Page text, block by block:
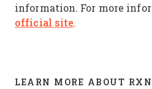
information. For more
official site.
LEARN MORE ABOUT